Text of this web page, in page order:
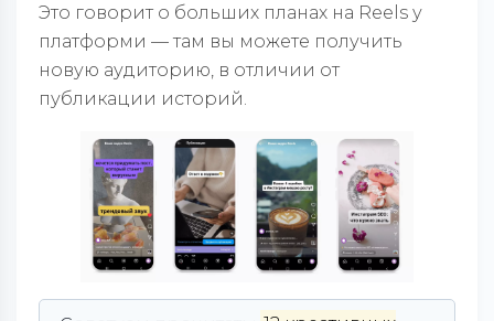
Это говорит о больших планах на Reels у
платформи — там вы можете получить
новую аудиторию, в отличии от
публикации историй.